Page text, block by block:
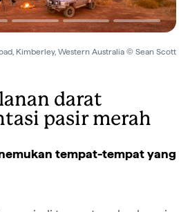
Kimberley, Western Australia © Sean Scott
darat
pasir merah
tempat-tempat yang